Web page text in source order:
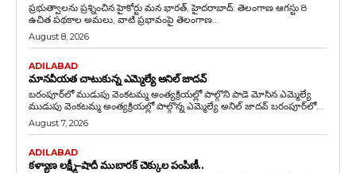
ప్రభుత్వాలను ప్రశ్నించిన హైకోర్టు మన భారత్, హైదరాబాద్: తెలంగాణ ఆగస్టు 8
ఉచిత పథకాల అమలు, వాటి ప్రభావంపై తెలంగాణ...
August 8, 2026
ADILABAD
మానవీయత చాటుకున్న ఎమ్మెల్యే అనిల్ జాదవ్
బరంపూర్‌లో ముడుపు వెంకటమ్మ అంత్యక్రియల్లో పాల్గొని పాడె మోసిన ఎమ్మెల్యే
ముడుపు వెంకటమ్మ అంత్యక్రియల్లో పాల్గొన్న ఎమ్మెల్యే అనిల్ జాదవ్ బరంపూర్‌లో...
August 7, 2026
ADILABAD
కళ్యాణ లక్ష్మీ–షాదీ ముబారక్ చెక్కుల పంపిణీ..